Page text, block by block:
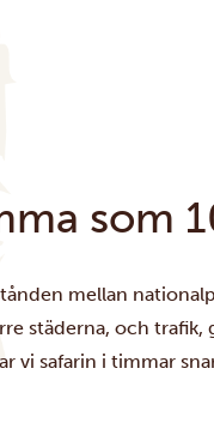
som
mellan
städerna, och
vi safarin i timmar